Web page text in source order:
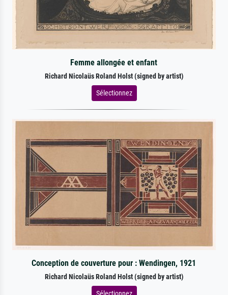
Femme allongée et enfant
Richard Nicolaüs Roland Holst (signed by artist)
Sélectionnez
Conception de couverture pour : Wendingen, 1921
Richard Nicolaüs Roland Holst (signed by artist)